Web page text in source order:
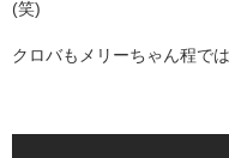
(笑)
クロバもメリーちゃん程で